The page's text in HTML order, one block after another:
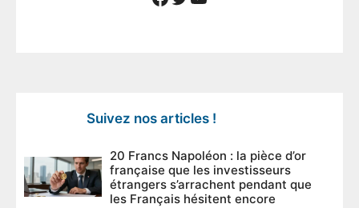
Suivez nos articles !
20 Francs Napoléon : la pièce d’or
française que les investisseurs
étrangers s’arrachent pendant que
les Français hésitent encore